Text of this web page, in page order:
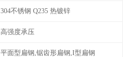
304不锈钢 Q235 热镀锌
高强度承压
平面型扁钢,锯齿形扁钢,I型扁钢